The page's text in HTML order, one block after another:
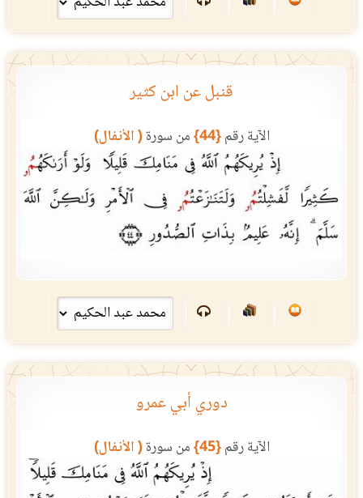
قنبل عن ابن كثير
الآية رقم{44} من سورة( الأنفال)
دوري أبي عمرو
الآية رقم{45} من سورة( الأنفال)